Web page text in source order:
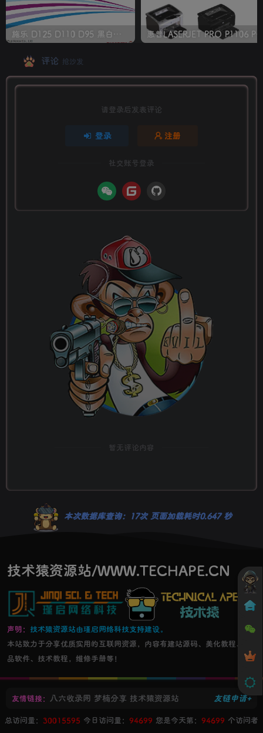
施乐 D125 D110 D95 黑白生产型高速复印机中文维修手册 惠普LASERJET PRO P1106
评论 抢沙发
请登录后发表评论
登录 注册
社交账号登录
暂无评论内容
本次数据库查询：17次 页面加载耗时0.647 秒
技术猿资源站/WWW.TECHAPE.CN
声明： 技术猿资源站由瑾启网络科技支持建设。
本站致力于分享优质实用的互联网资源，内容有建站源码、美化教程、精
品软件、技术教程，维修手册等！
友链申请+
友情链接： 八六收录网 梦楠分享 技术猿资源站
总访问量： 30015595 今日访问量： 94699 您是今天第： 94699 个访问者